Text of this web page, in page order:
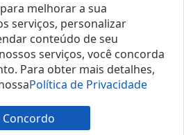
Locais do Brasil
melhorar a sua
serviços, personalizar
conteúdo de seu
serviços, você concorda
Para obter mais detalhes,
Política de Privacidade
Concordo